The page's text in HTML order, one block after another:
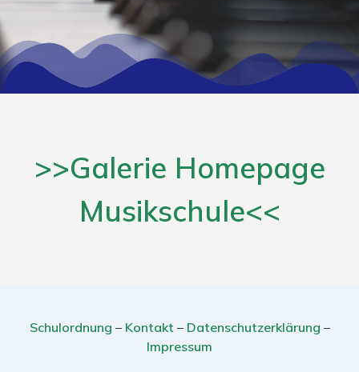
>>Galerie Homepage
Musikschule<<
Schulordnung – Kontakt – Datenschutzerklärung –
Impressum